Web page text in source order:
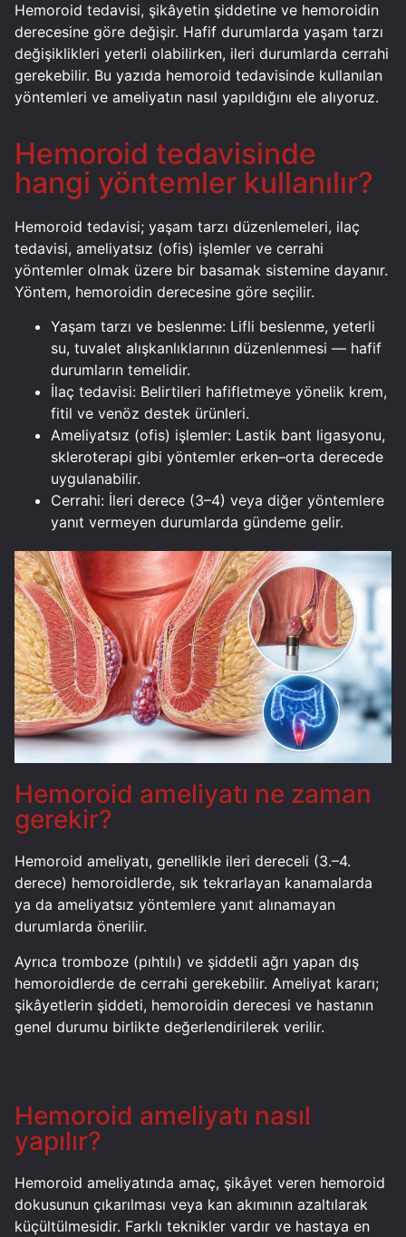
Hemoroid tedavisi, şikâyetin şiddetine ve hemoroidin
derecesine göre değişir. Hafif durumlarda yaşam tarzı
değişiklikleri yeterli olabilirken, ileri durumlarda cerrahi
gerekebilir. Bu yazıda hemoroid tedavisinde kullanılan
yöntemleri ve ameliyatın nasıl yapıldığını ele alıyoruz.
Hemoroid tedavisinde
hangi yöntemler kullanılır?
Hemoroid tedavisi; yaşam tarzı düzenlemeleri, ilaç
tedavisi, ameliyatsız (ofis) işlemler ve cerrahi
yöntemler olmak üzere bir basamak sistemine dayanır.
Yöntem, hemoroidin derecesine göre seçilir.
Yaşam tarzı ve beslenme: Lifli beslenme, yeterli
su, tuvalet alışkanlıklarının düzenlenmesi — hafif
durumların temelidir.
İlaç tedavisi: Belirtileri hafifletmeye yönelik krem,
fitil ve venöz destek ürünleri.
Ameliyatsız (ofis) işlemler: Lastik bant ligasyonu,
skleroterapi gibi yöntemler erken–orta derecede
uygulanabilir.
Cerrahi: İleri derece (3–4) veya diğer yöntemlere
yanıt vermeyen durumlarda gündeme gelir.
Hemoroid ameliyatı ne zaman
gerekir?
Hemoroid ameliyatı, genellikle ileri dereceli (3.–4.
derece) hemoroidlerde, sık tekrarlayan kanamalarda
ya da ameliyatsız yöntemlere yanıt alınamayan
durumlarda önerilir.
Ayrıca tromboze (pıhtılı) ve şiddetli ağrı yapan dış
hemoroidlerde de cerrahi gerekebilir. Ameliyat kararı;
şikâyetlerin şiddeti, hemoroidin derecesi ve hastanın
genel durumu birlikte değerlendirilerek verilir.
Hemoroid ameliyatı nasıl
yapılır?
Hemoroid ameliyatında amaç, şikâyet veren hemoroid
dokusunun çıkarılması veya kan akımının azaltılarak
küçültülmesidir. Farklı teknikler vardır ve hastaya en